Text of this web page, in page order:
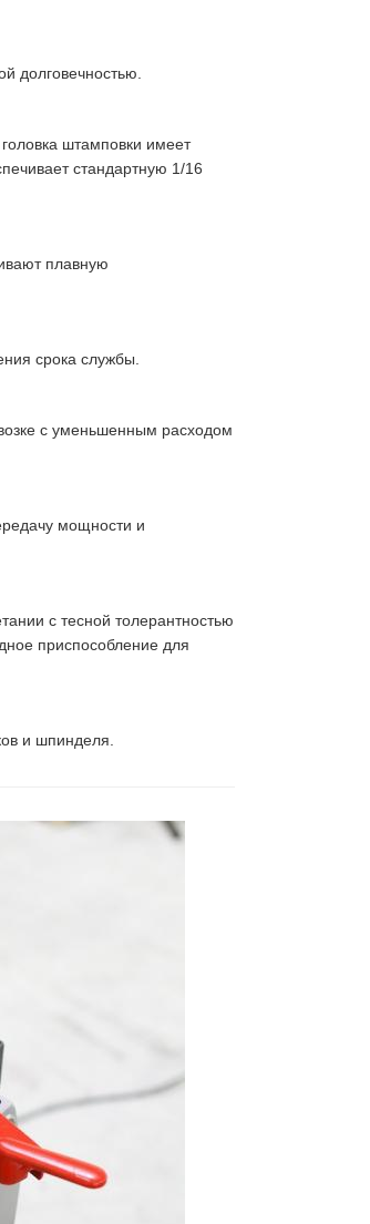
долговечностью.
штамповки имеет
стандартную 1/16
плавную
срока службы.
с уменьшенным расходом
мощности и
с тесной толерантностью
приспособление для
и шпинделя.